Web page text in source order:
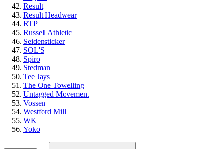
Result
Result Headwear
RTP
Russell Athletic
Seidensticker
SOL'S
Spiro
Stedman
Tee Jays
The One Towelling
Untagged Movement
Vossen
Westford Mill
WK
Yoko